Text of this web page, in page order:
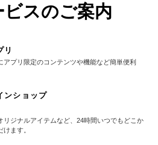
ビスのご案内
リ
アプリ限定のコンテンツや機能など簡単便利
ンショップ
リジナルアイテムなど、24時間いつでもどこか
けます。